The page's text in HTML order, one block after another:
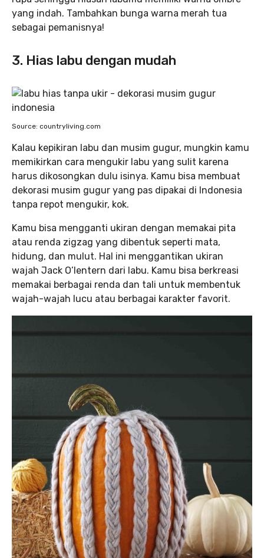
yang indah. Tambahkan bunga warna merah tua
sebagai pemanisnya!
3. Hias labu dengan mudah
Source: countryliving.com
Kalau kepikiran labu dan musim gugur, mungkin kamu
memikirkan cara mengukir labu yang sulit karena
harus dikosongkan dulu isinya. Kamu bisa membuat
dekorasi musim gugur yang pas dipakai di Indonesia
tanpa repot mengukir, kok.
Kamu bisa mengganti ukiran dengan memakai pita
atau renda zigzag yang dibentuk seperti mata,
hidung, dan mulut. Hal ini menggantikan ukiran
wajah Jack O’lentern dari labu. Kamu bisa berkreasi
memakai berbagai renda dan tali untuk membentuk
wajah-wajah lucu atau berbagai karakter favorit.